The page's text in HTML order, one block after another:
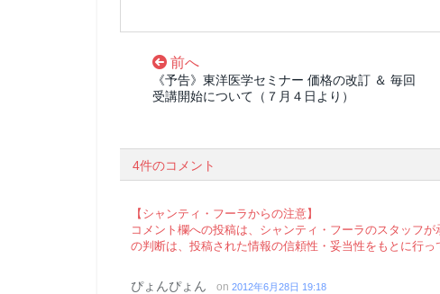
前へ
《予告》東洋医学セミナー 価格の改訂 ＆ 毎回
受講開始について（７月４日より）
4件のコメント
【シャンティ・フーラからの注意】
コメント欄への投稿は、シャンティ・フーラのスタッフ
の判断は、投稿された情報の信頼性・妥当性をもとに行っ
ぴょんぴょん on 2012年6月28日 19:18